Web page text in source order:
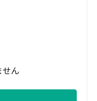
ん